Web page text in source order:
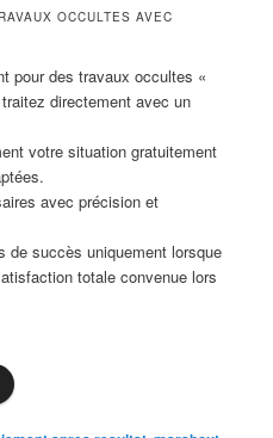
OCCULTES AVEC
pour des travaux occultes «
directement avec un
votre situation gratuitement
avec précision et
de succès uniquement lorsque
totale convenue lors